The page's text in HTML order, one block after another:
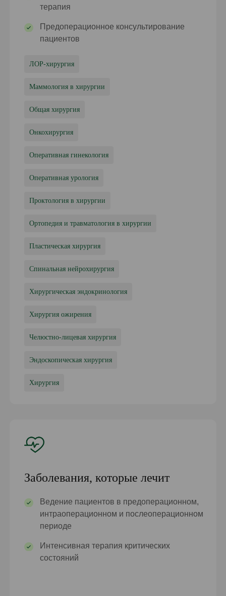
терапия
Предоперационное консультирование
пациентов
ЛОР-хирургия
Маммология в хирургии
Общая хирургия
Онкохирургия
Оперативная гинекология
Оперативная урология
Проктология в хирургии
Ортопедия и травматология в хирургии
Пластическая хирургия
Спинальная нейрохирургия
Хирургическая эндокринология
Хирургия ожирения
Челюстно-лицевая хирургия
Эндоскопическая хирургия
Хирургия
Заболевания, которые лечит
Ведение пациентов в предоперационном,
интраоперационном и послеоперационном
периоде
Интенсивная терапия критических
состояний